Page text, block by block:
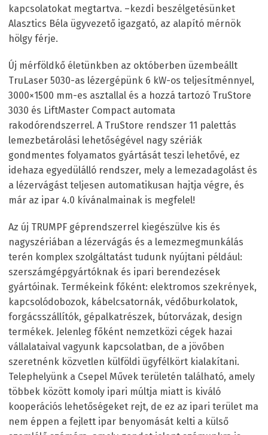
kapcsolatokat megtartva. –kezdi beszélgetésünket
Alasztics Béla ügyvezető igazgató, az alapító mérnök
hölgy férje.
Új mérföldkő életünkben az októberben üzembeállt
TruLaser 5030-as lézergépünk 6 kW-os teljesítménnyel,
3000×1500 mm-es asztallal és a hozzá tartozó TruStore
3030 és LiftMaster Compact automata
rakodórendszerrel. A TruStore rendszer 11 palettás
lemezbetárolási lehetőségével nagy szériák
gondmentes folyamatos gyártását teszi lehetővé, ez
idehaza egyedülálló rendszer, mely a lemezadagolást és
a lézervágást teljesen automatikusan hajtja végre, és
már az ipar 4.0 kívánalmainak is megfelel!
Az új TRUMPF géprendszerrel kiegészülve kis és
nagyszériában a lézervágás és a lemezmegmunkálás
terén komplex szolgáltatást tudunk nyújtani például:
szerszámgépgyártóknak és ipari berendezések
gyártóinak. Termékeink főként: elektromos szekrények,
kapcsolódobozok, kábelcsatornák, védőburkolatok,
forgácsszállítók, gépalkatrészek, bútorvázak, design
termékek. Jelenleg főként nemzetközi cégek hazai
vállalataival vagyunk kapcsolatban, de a jövőben
szeretnénk közvetlen külföldi ügyfélkört kialakítani.
Telephelyünk a Csepel Művek területén található, amely
többek között komoly ipari múltja miatt is kiváló
kooperációs lehetőségeket rejt, de ez az ipari terület ma
nem éppen a fejlett ipar benyomását kelti a külső